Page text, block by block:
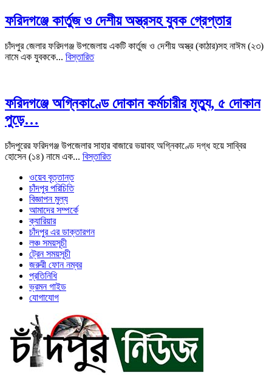
ফরিদগঞ্জে কার্তুজ ও দেশীয় অস্ত্রসহ যুবক গ্রেপ্তার
চাঁদপুর জেলার ফরিদগঞ্জ উপজেলায় একটি কার্তুজ ও দেশীয় অস্ত্র (কাঠার)সহ নাঈম (২৩)
নামে এক যুবককে... বিস্তারিত
ফরিদগঞ্জে অগ্নিকাণ্ডে দোকান কর্মচারীর মৃত্যু, ৫ দোকান
পুড়ে…
চাঁদপুরের ফরিদগঞ্জ উপজেলার সাহার বাজারে ভয়াবহ অগ্নিকাণ্ডে দগ্ধ হয়ে সাব্বির
হোসেন (১৪) নামে এক... বিস্তারিত
ওয়েব বৃত্তান্ত
চাঁদপুর পরিচিতি
বিজ্ঞাপন মুল্য
আমাদের সম্পর্কে
ক্যারিয়ার
চাঁদপুর এর ডাক্তারগন
লঞ্চ সময়সূচী
ট্রেন সময়সূচী
জরুরী ফোন নম্বর
প্রতিনিধি
ভ্রমন গাইড
যোগাযোগ